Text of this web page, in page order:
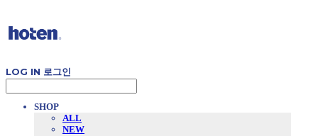
LOG IN 로그인
SHOP
ALL
NEW